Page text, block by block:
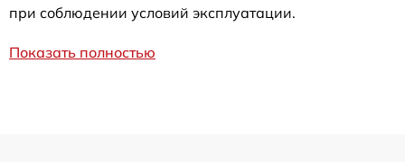
при соблюдении условий эксплуатации.
Показать полностью